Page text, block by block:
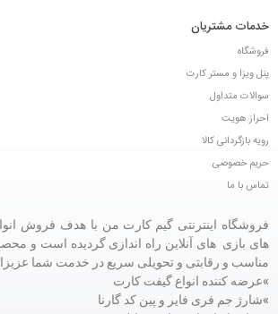
خدمات مشتریان
فروشگاه
پنل ویزا و مستر کارت
سوالات متداول
احراز هویت
رویه بازگردانی کالا
حریم خصوصی
تماس با ما
فروشگاه اینترنتی گیم کارت من با هدف فروش
های بازی های آنلاین راه اندازی گردیده است و
مناسب و رقابتی و تحویلی سریع در خدمت شما
»عرضه کننده انواع گیفت کارت
»شارژ جم فری فایر و پین کد گارنا